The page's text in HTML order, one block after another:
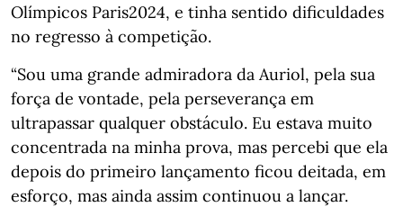
Olímpicos Paris2024, e tinha sentido dificuldades
no regresso à competição.
“Sou uma grande admiradora da Auriol, pela sua
força de vontade, pela perseverança em
ultrapassar qualquer obstáculo. Eu estava muito
concentrada na minha prova, mas percebi que ela
depois do primeiro lançamento ficou deitada, em
esforço, mas ainda assim continuou a lançar.